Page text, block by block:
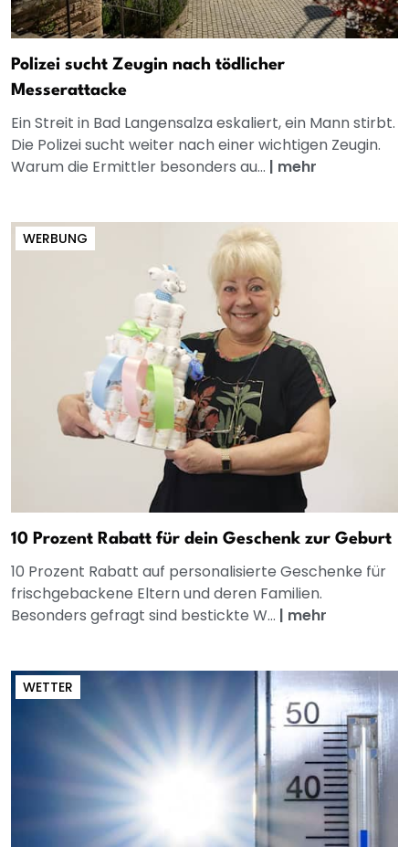
Polizei sucht Zeugin nach tödlicher
Messerattacke
Ein Streit in Bad Langensalza eskaliert, ein Mann stirbt.
Die Polizei sucht weiter nach einer wichtigen Zeugin.
Warum die Ermittler besonders au... | mehr
WERBUNG
10 Prozent Rabatt für dein Geschenk zur Geburt
10 Prozent Rabatt auf personalisierte Geschenke für
frischgebackene Eltern und deren Familien.
Besonders gefragt sind bestickte W... | mehr
WETTER